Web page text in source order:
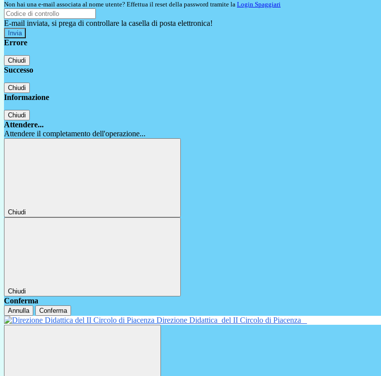
Non hai una e-mail associata al nome utente? Effettua il reset della password tramite la Login Spaggiari
E-mail inviata, si prega di controllare la casella di posta elettronica!
Errore
Chiudi
Successo
Chiudi
Informazione
Chiudi
Attendere...
Attendere il completamento dell'operazione...
Chiudi
Chiudi
Conferma
Annulla Conferma
Direzione Didattica del II Circolo di Piacenza